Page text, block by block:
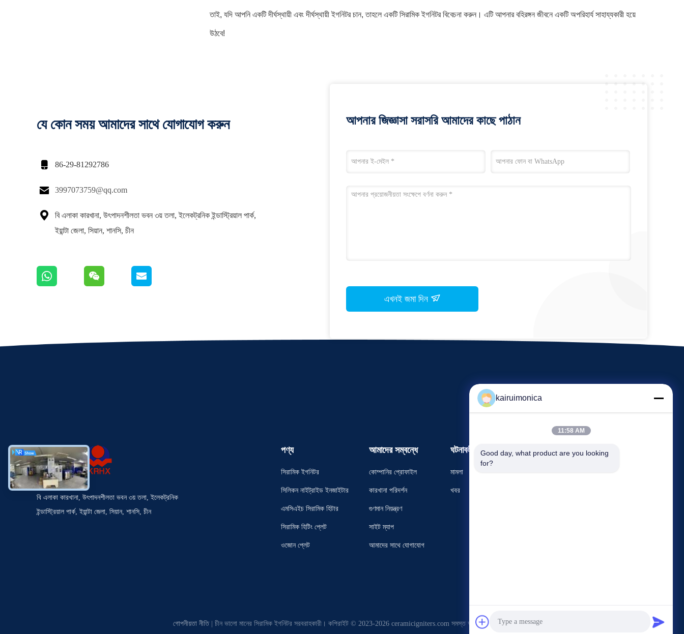
তাই, যদি আপনি একটি দীর্ঘস্থায়ী এবং দীর্ঘস্থায়ী ইগনিটর চান, তাহলে একটি সিরামিক ইগনিটর বিবেচনা করুন। এটি আপনার বহিরঙ্গন জীবনে একটি অপরিহার্য সাহায্যকারী হয়ে
উঠবে!
যে কোন সময় আমাদের সাথে যোগাযোগ করুন
 86-29-81292786
 3997073759@qq.com

বি এলাকা কারখানা, উৎপাদনশীলতা ভবন ৩য় তলা, ইলেকট্রনিক ইন্ডাস্ট্রিয়াল পার্ক,
ইয়ান্টা জেলা, সিয়ান, শানসি, চীন
আপনার জিজ্ঞাসা সরাসরি আমাদের কাছে পাঠান
এখনই জমা দিন
বি এলাকা কারখানা, উৎপাদনশীলতা ভবন ৩য় তলা, ইলেকট্রনিক
ইন্ডাস্ট্রিয়াল পার্ক, ইয়ান্টা জেলা, সিয়ান, শানসি, চীন
পণ্য
সিরামিক ইগনিটর
সিলিকন নাইট্রাইড ইনজাইটার
এমসিএইচ সিরামিক হিটার
সিরামিক হিটিং প্লেট
ওজোন প্লেট
আমাদের সম্বন্ধে
কোম্পানির প্রোফাইল
কারখানা পরিদর্শন
গুণমান নিয়ন্ত্রণ
সাইট ম্যাপ
আমাদের সাথে যোগাযোগ
ঘটনাবলী
মামলা
খবর
একটি উদ্ধৃতি অনুরোধ করুন
গোপনীয়তা নীতি| চীন ভালো মানের সিরামিক ইগনিটর সরবরাহকারী। কপিরাইট © 2023-2026 ceramicigniters.com সমস্ত অধিকার সংরক্ষিত।
kairuimonica
11:58 AM
Good day, what product are you looking
for?